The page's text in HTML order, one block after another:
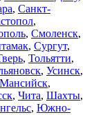
, Санкт-
,
, Смоленск,
, Сургут,
, Тольятти,
, Усинск,
,
, Чита, Шахты,
, Южно-